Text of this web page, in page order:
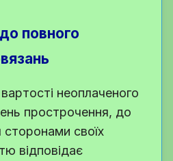
повного
неоплаченого
прострочення, до
сторонами своїх
відповідає